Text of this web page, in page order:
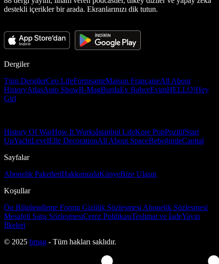
destekli içerikler bir arada. Ekranlarınızı dik tutun.
Dergiler
Tüm DergilerCeo LifeFormsanteMaison FrançaiseAll About
HistoryAtlasAuto ShowB-MagBurdaEv BahçeEvimHELLO!Hey
Girl
History Of WarHow It Worksİstanbul LifeKore PopPozitifStart
UpYachtLevelElle DecorationAll About SpaceBebeğimleCapital
Sayfalar
Abonelik PaketleriHakkımızdaKünyeBize Ulaşın
Koşullar
Ön Bilgilendirme Formu Gizlilik Sözleşmesi Abonelik Sözleşmesi
Mesafeli Satış SözleşmesiÇerez PolitikasıTeslimat ve İadeYayın
İlkeleri
© 2025 bmag - Tüm hakları saklıdır.